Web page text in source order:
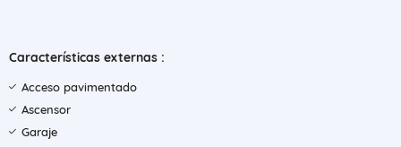
Características externas :
Acceso pavimentado
Ascensor
Garaje